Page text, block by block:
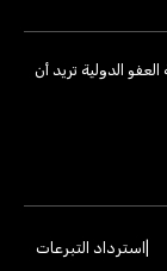
الدولية تريد أن
استرداد التبرعات